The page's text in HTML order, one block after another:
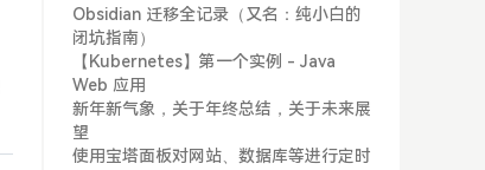
Obsidian 迁移全记录（又名：纯小白的
闭坑指南）
【Kubernetes】第一个实例 - Java
Web 应用
新年新气象，关于年终总结，关于未来展
望
使用宝塔面板对网站、数据库等进行定时